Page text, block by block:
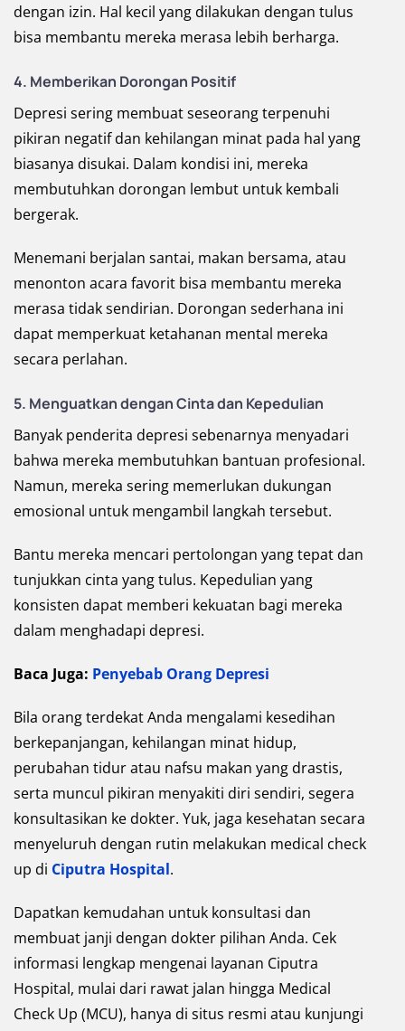
dengan izin. Hal kecil yang dilakukan dengan tulus
bisa membantu mereka merasa lebih berharga.
4. Memberikan Dorongan Positif
Depresi sering membuat seseorang terpenuhi
pikiran negatif dan kehilangan minat pada hal yang
biasanya disukai. Dalam kondisi ini, mereka
membutuhkan dorongan lembut untuk kembali
bergerak.
Menemani berjalan santai, makan bersama, atau
menonton acara favorit bisa membantu mereka
merasa tidak sendirian. Dorongan sederhana ini
dapat memperkuat ketahanan mental mereka
secara perlahan.
5. Menguatkan dengan Cinta dan Kepedulian
Banyak penderita depresi sebenarnya menyadari
bahwa mereka membutuhkan bantuan profesional.
Namun, mereka sering memerlukan dukungan
emosional untuk mengambil langkah tersebut.
Bantu mereka mencari pertolongan yang tepat dan
tunjukkan cinta yang tulus. Kepedulian yang
konsisten dapat memberi kekuatan bagi mereka
dalam menghadapi depresi.
Baca Juga: Penyebab Orang Depresi
Bila orang terdekat Anda mengalami kesedihan
berkepanjangan, kehilangan minat hidup,
perubahan tidur atau nafsu makan yang drastis,
serta muncul pikiran menyakiti diri sendiri, segera
konsultasikan ke dokter. Yuk, jaga kesehatan secara
menyeluruh dengan rutin melakukan medical check
up di Ciputra Hospital.
Dapatkan kemudahan untuk konsultasi dan
membuat janji dengan dokter pilihan Anda. Cek
informasi lengkap mengenai layanan Ciputra
Hospital, mulai dari rawat jalan hingga Medical
Check Up (MCU), hanya di situs resmi atau kunjungi